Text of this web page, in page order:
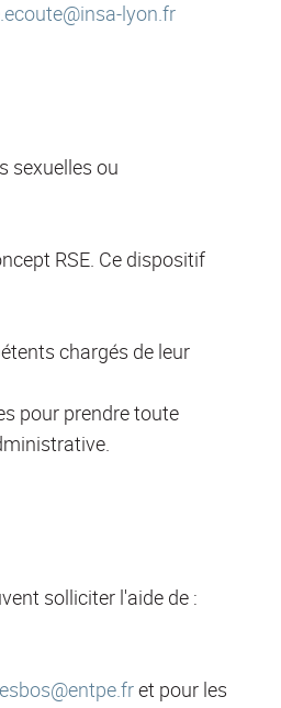
lyon.fr
sexuelles ou
RSE. Ce dispositif
chargés de leur
pour prendre toute
solliciter l'aide de :
et pour les